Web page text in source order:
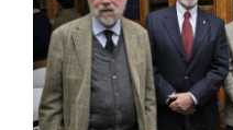
Estudiantes
Académicos